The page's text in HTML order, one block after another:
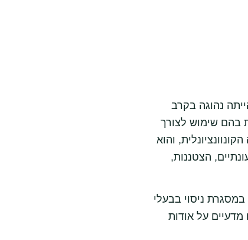
נהוגה בקרב
בהם שימוש לצורך
והוא
הצטננות,
ניסוי בבעלי
על אודות